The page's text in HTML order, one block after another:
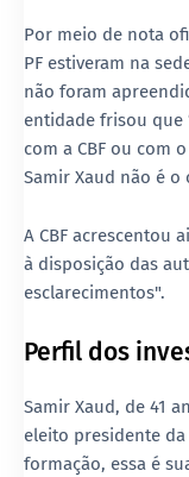
Por meio de nota
PF estiveram na
não foram
entidade frisou que
com a CBF ou com
Samir Xaud não é o
A CBF acrescentou
à disposição das
esclarecimentos".
Perfil dos
Samir Xaud, de 41
eleito presidente da
formação, essa é